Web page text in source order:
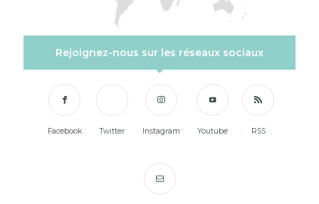
Rejoignez-nous sur les réseaux sociaux
Facebook Twitter Instagram Youtube RSS